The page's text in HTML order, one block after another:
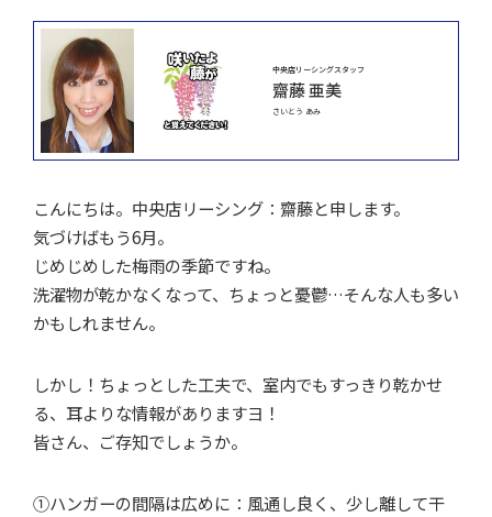
中央店リーシングスタッフ
齋藤 亜美
さいとう あみ
こんにちは。中央店リーシング：齋藤と申します。
気づけばもう6月。
じめじめした梅雨の季節ですね。
洗濯物が乾かなくなって、ちょっと憂鬱…そんな人も多い
かもしれません。
しかし！ちょっとした工夫で、室内でもすっきり乾かせ
る、耳よりな情報がありますヨ！
皆さん、ご存知でしょうか。
①ハンガーの間隔は広めに：風通し良く、少し離して干